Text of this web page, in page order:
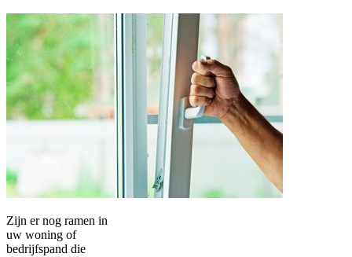
Zijn er nog ramen in
uw woning of
bedrijfspand die